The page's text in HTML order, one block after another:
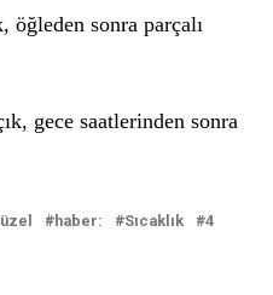
öğleden sonra parçalı
gece saatlerinden sonra
haber: Sıcaklık
4